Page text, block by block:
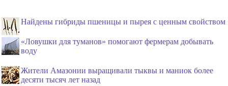
Найдены гибриды пшеницы и пырея с ценным свойством
«Ловушки для туманов» помогают фермерам добывать
воду
Жители Амазонии выращивали тыквы и маниок более
десяти тысяч лет назад